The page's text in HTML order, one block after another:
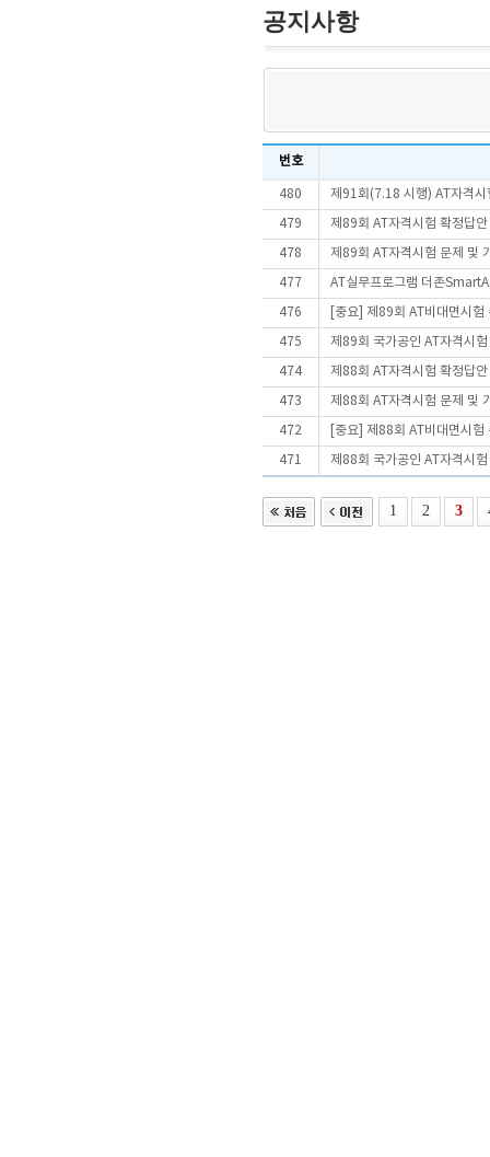
공지사항
번호
480 제91회(7.18 시행) AT자격
479 제89회 AT자격시험 확정답
478 제89회 AT자격시험 문제 및
477 AT실무프로그램 더존
476 [중요] 제89회 AT비대면시험
475 제89회 국가공인 AT자격시
474 제88회 AT자격시험 확정답
473 제88회 AT자격시험 문제 및
472 [중요] 제88회 AT비대면시험
471 제88회 국가공인 AT자격시
1 2 3